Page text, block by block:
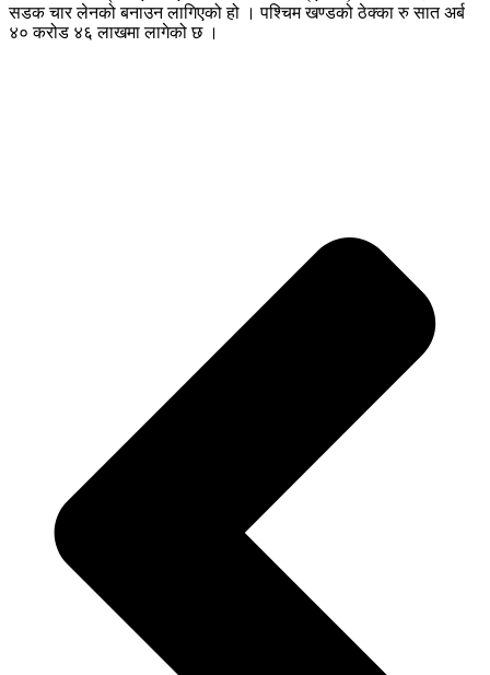
सडक चार लेनको बनाउन लागिएको हो । पश्चिम खण्डको ठेक्का रु सात अर्ब
४० करोड ४६ लाखमा लागेको छ ।